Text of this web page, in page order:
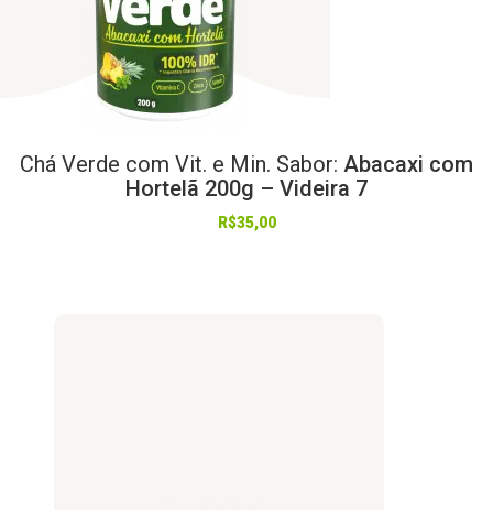
Chá Verde com Vit. e Min. Sabor: Abacaxi com
Hortelã 200g – Videira 7
R$35,00